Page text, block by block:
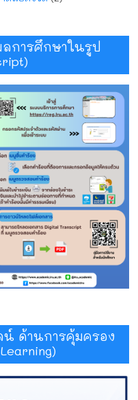
การศึกษาในรูป
ด้านการคุ้มครอง